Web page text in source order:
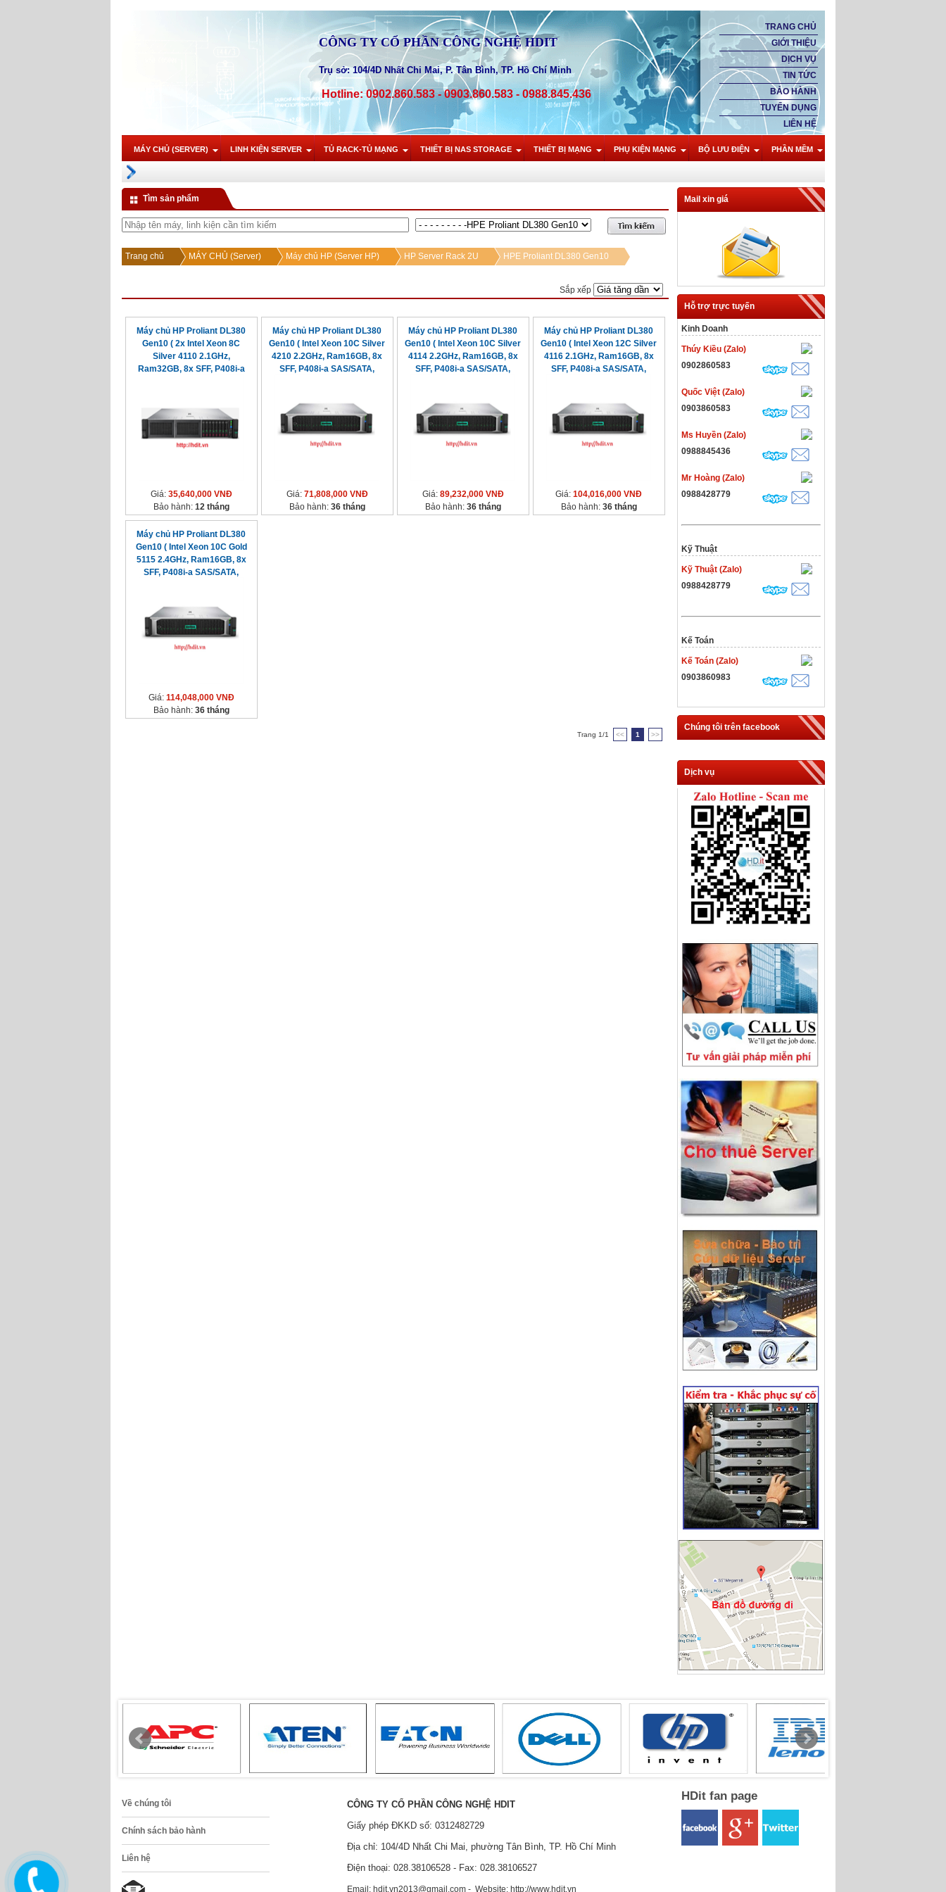
CÔNG TY CỔ PHẦN CÔNG NGHỆ HDIT
Trụ sở: 104/4D Nhất Chi Mai, P. Tân Bình, TP. Hồ Chí Minh
Hotline: 0902.860.583 - 0903.860.583 - 0988.845.436
TRANG CHỦ
GIỚI THIỆU
DỊCH VỤ
TIN TỨC
BẢO HÀNH
TUYỂN DỤNG
LIÊN HỆ
MÁY CHỦ (SERVER) LINH KIỆN SERVER TỦ RACK-TỦ MẠNG THIẾT BỊ NAS STORAGE THIẾT BỊ MẠNG PHỤ KIỆN MẠNG BỘ LƯU ĐIỆN PHẦN MỀM
Tìm sản phẩm
Trang chủ MÁY CHỦ (Server) Máy chủ HP (Server HP) HP Server Rack 2U HPE Proliant DL380 Gen10
Sắp xếp
Máy chủ HP Proliant DL380
Gen10 ( 2x Intel Xeon 8C
Silver 4110 2.1GHz,
Ram32GB, 8x SFF, P408i-a
Giá: 35,640,000 VNĐ
Bảo hành: 12 tháng
Máy chủ HP Proliant DL380
Gen10 ( Intel Xeon 10C Silver
4210 2.2GHz, Ram16GB, 8x
SFF, P408i-a SAS/SATA,
Giá: 71,808,000 VNĐ
Bảo hành: 36 tháng
Máy chủ HP Proliant DL380
Gen10 ( Intel Xeon 10C Silver
4114 2.2GHz, Ram16GB, 8x
SFF, P408i-a SAS/SATA,
Giá: 89,232,000 VNĐ
Bảo hành: 36 tháng
Máy chủ HP Proliant DL380
Gen10 ( Intel Xeon 12C Silver
4116 2.1GHz, Ram16GB, 8x
SFF, P408i-a SAS/SATA,
Giá: 104,016,000 VNĐ
Bảo hành: 36 tháng
Máy chủ HP Proliant DL380
Gen10 ( Intel Xeon 10C Gold
5115 2.4GHz, Ram16GB, 8x
SFF, P408i-a SAS/SATA,
Giá: 114,048,000 VNĐ
Bảo hành: 36 tháng
Trang 1/1 << 1 >>
Mail xin giá
Hỗ trợ trực tuyến
Kinh Doanh
Thúy Kiều (Zalo)
0902860583
Quốc Việt (Zalo)
0903860583
Ms Huyền (Zalo)
0988845436
Mr Hoàng (Zalo)
0988428779
Kỹ Thuật
Kỹ Thuật (Zalo)
0988428779
Kế Toán
Kế Toán (Zalo)
0903860983
Chúng tôi trên facebook
Dịch vụ
Về chúng tôi
Chính sách bảo hành
Liên hệ
CÔNG TY CỔ PHẦN CÔNG NGHỆ HDIT
Giấy phép ĐKKD số: 0312482729
Địa chỉ: 104/4D Nhất Chi Mai, phường Tân Bình, TP. Hồ Chí Minh
Điện thoại: 028.38106528 - Fax: 028.38106527
Email: hdit.vn2013@gmail.com - Website: http://www.hdit.vn
HDit fan page